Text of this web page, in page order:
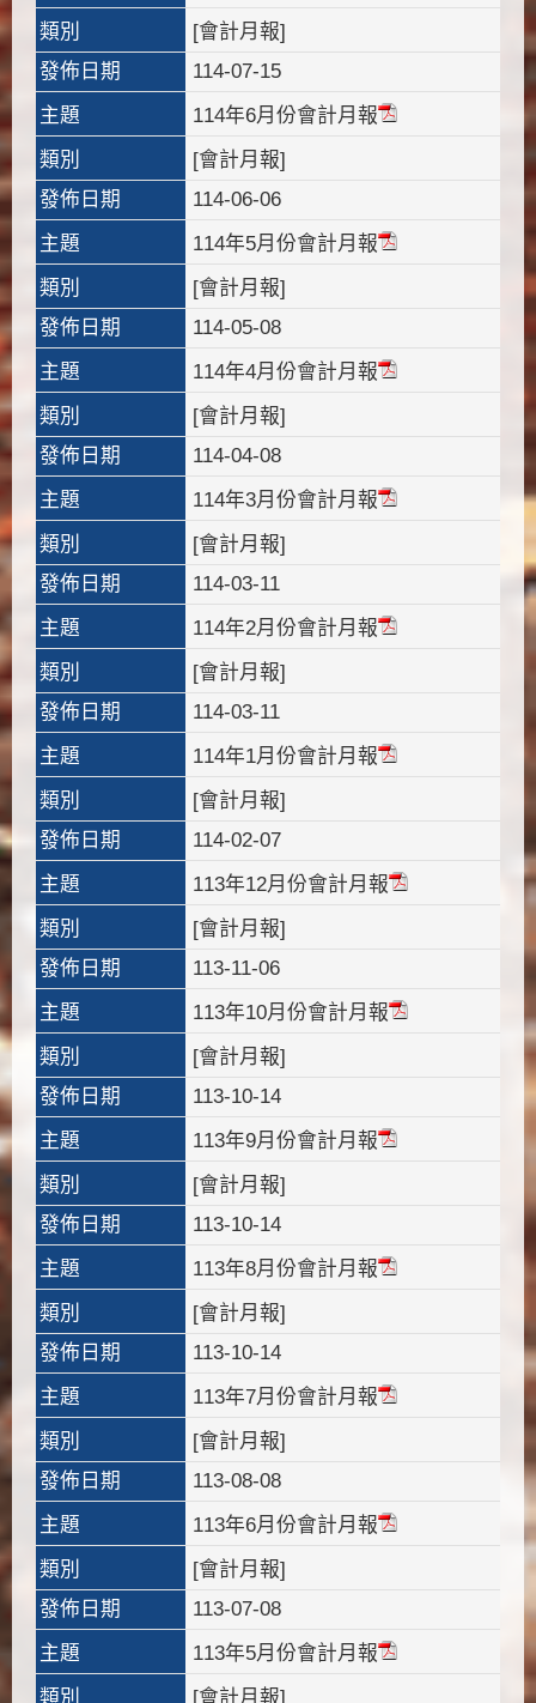
類別
[會計月報]
發佈日期
114-07-15
主題
114年6月份會計月報
類別
[會計月報]
發佈日期
114-06-06
主題
114年5月份會計月報
類別
[會計月報]
發佈日期
114-05-08
主題
114年4月份會計月報
類別
[會計月報]
發佈日期
114-04-08
主題
114年3月份會計月報
類別
[會計月報]
發佈日期
114-03-11
主題
114年2月份會計月報
類別
[會計月報]
發佈日期
114-03-11
主題
114年1月份會計月報
類別
[會計月報]
發佈日期
114-02-07
主題
113年12月份會計月報
類別
[會計月報]
發佈日期
113-11-06
主題
113年10月份會計月報
類別
[會計月報]
發佈日期
113-10-14
主題
113年9月份會計月報
類別
[會計月報]
發佈日期
113-10-14
主題
113年8月份會計月報
類別
[會計月報]
發佈日期
113-10-14
主題
113年7月份會計月報
類別
[會計月報]
發佈日期
113-08-08
主題
113年6月份會計月報
類別
[會計月報]
發佈日期
113-07-08
主題
113年5月份會計月報
類別
[會計月報]